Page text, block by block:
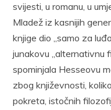
svijesti, u romanu, u
Mladež iz kasnijih
knjige dio „samo za
junakovu „alternativnu
spominjala Hesseovu
zbog književnosti,
pokreta, istočnih